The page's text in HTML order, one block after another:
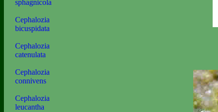
sphagnicola
Cephalozia
bicuspidata
Cephalozia
catenulata
Cephalozia
connivens
Cephalozia
leucantha